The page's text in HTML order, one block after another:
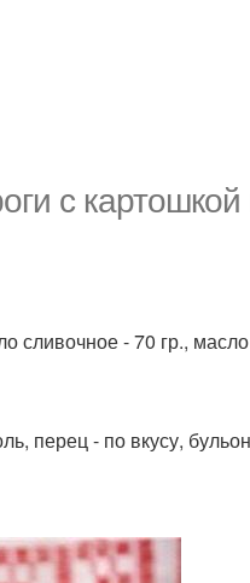
с
сливочное - 70 гр.,
перец - по вкусу,